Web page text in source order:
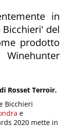
in
del
prodotto
Rosset Terroir.
Bicchieri
e
2020 mette in